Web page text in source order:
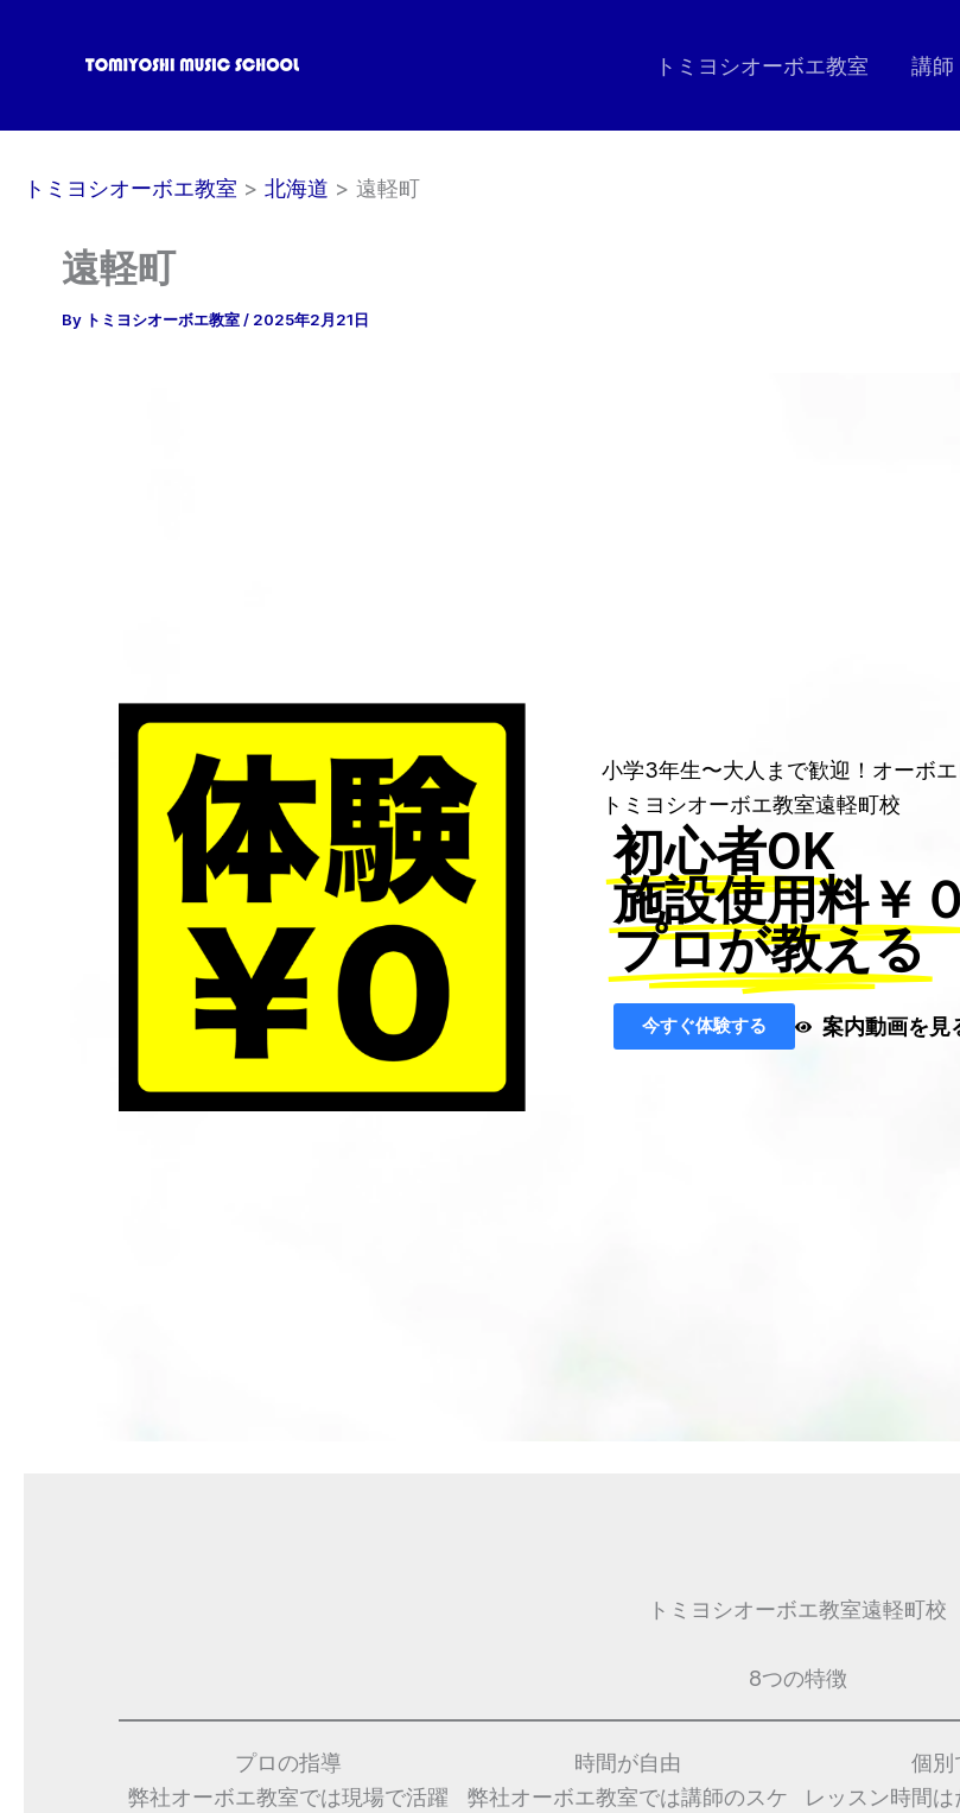
トミヨシオーボエ教室 講師
トミヨシオーボエ教室 北海道 遠軽町
遠軽町
By トミヨシオーボエ教室/ 2025年2月21日
小学3年生〜大人まで歓迎！オーボ
トミヨシオーボエ教室遠軽町校
初心者OK
施設使用料￥０
プロが教える
今すぐ体験する 案内動画を見
トミヨシオーボエ教室遠軽町校
8つの特徴
プロの指導
弊社オーボエ教室では現場で活躍
時間が自由
弊社オーボエ教室では講師のスケ
個別
レッスン時間